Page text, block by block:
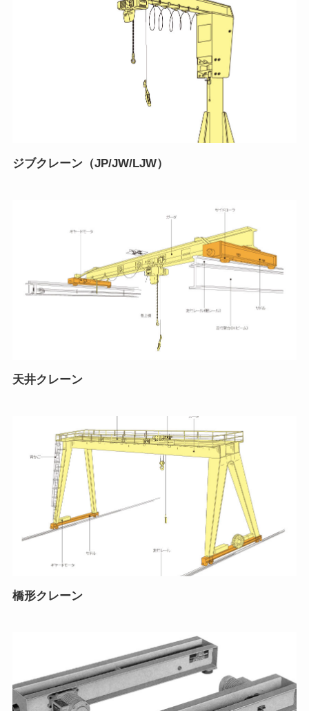
ジブクレーン（JP/JW/LJW）
天井クレーン
橋形クレーン